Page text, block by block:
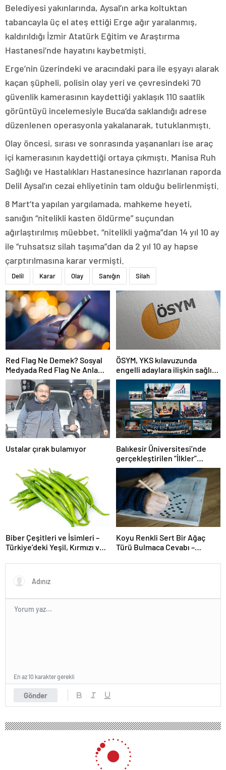
Belediyesi yakınlarında, Aysal’ın arka koltuktan
tabancayla üç el ateş ettiği Erge ağır yaralanmış,
kaldırıldığı İzmir Atatürk Eğitim ve Araştırma
Hastanesi’nde hayatını kaybetmişti.
Erge’nin üzerindeki ve aracındaki para ile eşyayı alarak
kaçan şüpheli, polisin olay yeri ve çevresindeki 70
güvenlik kamerasının kaydettiği yaklaşık 110 saatlik
görüntüyü incelemesiyle Buca’da saklandığı adrese
düzenlenen operasyonla yakalanarak, tutuklanmıştı.
Olay öncesi, sırası ve sonrasında yaşananları ise araç
içi kamerasının kaydettiği ortaya çıkmıştı. Manisa Ruh
Sağlığı ve Hastalıkları Hastanesince hazırlanan raporda
Delil Aysal’ın cezai ehliyetinin tam olduğu belirlenmişti.
8 Mart’ta yapılan yargılamada, mahkeme heyeti,
sanığın “nitelikli kasten öldürme” suçundan
ağırlaştırılmış müebbet, “nitelikli yağma”dan 14 yıl 10 ay
ile “ruhsatsız silah taşıma”dan da 2 yıl 10 ay hapse
çarptırılmasına karar vermişti.
Delil Karar Olay Sanığın Silah
Red Flag Ne Demek? Sosyal
Medyada Red Flag Ne Anlama
Gelir?
ÖSYM, YKS kılavuzunda
engelli adaylara ilişkin sağlık
şartlarını güncelledi
Ustalar çırak bulamıyor
Balıkesir Üniversitesi’nde
gerçekleştirilen “İlkler”
üniversitenin geleceğini
şekillendiriyor
Biber Çeşitleri ve İsimleri –
Türkiye’deki Yeşil, Kırmızı ve
Koyu Renkli Sert Bir Ağaç
Türü Bulmaca Cevabı –
Bir Ağaç Türü
Gönder
En az 10 karakter gerekli